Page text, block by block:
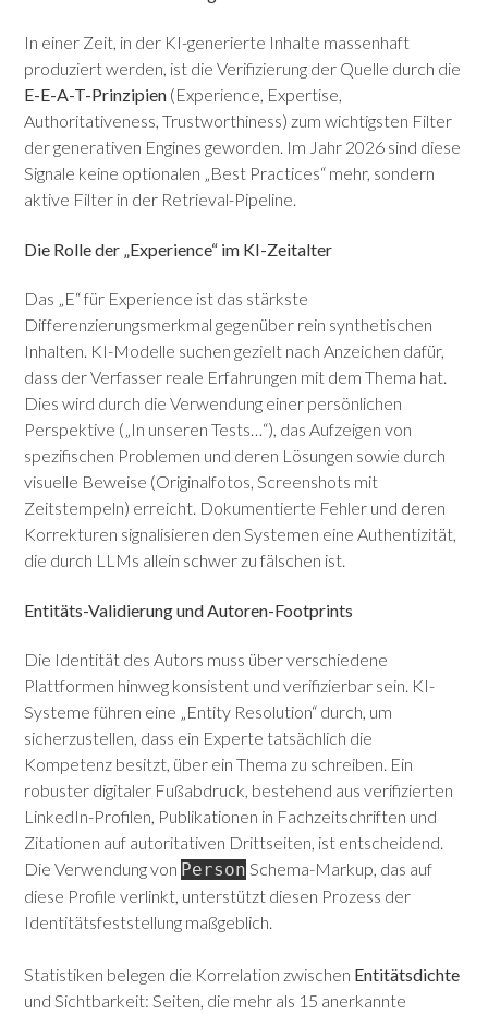
In einer Zeit, in der KI-generierte Inhalte massenhaft
produziert werden, ist die Verifizierung der Quelle durch die
E-E-A-T-Prinzipien (Experience, Expertise,
Authoritativeness, Trustworthiness) zum wichtigsten Filter
der generativen Engines geworden. Im Jahr 2026 sind diese
Signale keine optionalen „Best Practices“ mehr, sondern
aktive Filter in der Retrieval-Pipeline.
Die Rolle der „Experience“ im KI-Zeitalter
Das „E“ für Experience ist das stärkste
Differenzierungsmerkmal gegenüber rein synthetischen
Inhalten. KI-Modelle suchen gezielt nach Anzeichen dafür,
dass der Verfasser reale Erfahrungen mit dem Thema hat.
Dies wird durch die Verwendung einer persönlichen
Perspektive („In unseren Tests…“), das Aufzeigen von
spezifischen Problemen und deren Lösungen sowie durch
visuelle Beweise (Originalfotos, Screenshots mit
Zeitstempeln) erreicht. Dokumentierte Fehler und deren
Korrekturen signalisieren den Systemen eine Authentizität,
die durch LLMs allein schwer zu fälschen ist.
Entitäts-Validierung und Autoren-Footprints
Die Identität des Autors muss über verschiedene
Plattformen hinweg konsistent und verifizierbar sein. KI-
Systeme führen eine „Entity Resolution“ durch, um
sicherzustellen, dass ein Experte tatsächlich die
Kompetenz besitzt, über ein Thema zu schreiben. Ein
robuster digitaler Fußabdruck, bestehend aus verifizierten
LinkedIn-Profilen, Publikationen in Fachzeitschriften und
Zitationen auf autoritativen Drittseiten, ist entscheidend.
Die Verwendung von Person Schema-Markup, das auf
diese Profile verlinkt, unterstützt diesen Prozess der
Identitätsfeststellung maßgeblich.
Statistiken belegen die Korrelation zwischen Entitätsdichte
und Sichtbarkeit: Seiten, die mehr als 15 anerkannte